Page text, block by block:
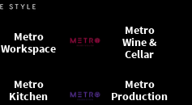
Metro
Workspace
Metro
Wine &
Cellar
Metro
Kitchen
Metro
Production